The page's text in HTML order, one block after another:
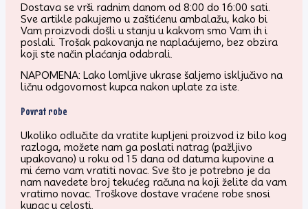
Dostava se vrši radnim danom od 8:00 do 16:00 sati.
Sve artikle pakujemo u zaštićenu ambalažu, kako bi
Vam proizvodi došli u stanju u kakvom smo Vam ih i
poslali. Trošak pakovanja ne naplaćujemo, bez obzira
koji ste način plaćanja odabrali.
NAPOMENA: Lako lomljive ukrase šaljemo isključivo na
ličnu odgovornost kupca nakon uplate za iste.
Povrat robe
Ukoliko odlučite da vratite kupljeni proizvod iz bilo kog
razloga, možete nam ga poslati natrag (pažljivo
upakovano) u roku od 15 dana od datuma kupovine a
mi ćemo vam vratiti novac. Sve što je potrebno je da
nam navedete broj tekućeg računa na koji želite da vam
vratimo novac. Troškove dostave vraćene robe snosi
kupac u celosti.